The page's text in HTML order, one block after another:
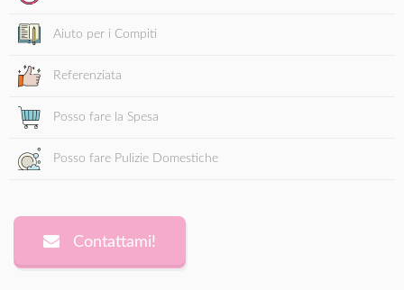
Aiuto per i Compiti
Referenziata
Posso fare la Spesa
Posso fare Pulizie Domestiche
Contattami!